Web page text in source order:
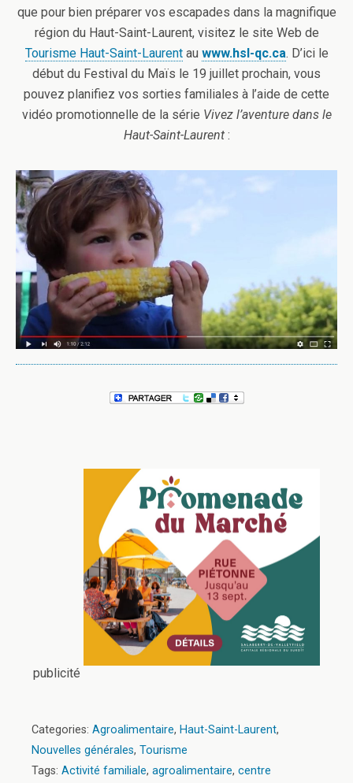
que pour bien préparer vos escapades dans la magnifique
région du Haut-Saint-Laurent, visitez le site Web de
Tourisme Haut-Saint-Laurentau www.hsl-qc.ca. D’ici le
début du Festival du Maïs le 19 juillet prochain, vous
pouvez planifiez vos sorties familiales à l’aide de cette
vidéo promotionnelle de la série Vivez l’aventure dans le
Haut-Saint-Laurent:
publicité
Categories: Agroalimentaire, Haut-Saint-Laurent,
Nouvelles générales, Tourisme
Tags: Activité familiale, agroalimentaire, centre